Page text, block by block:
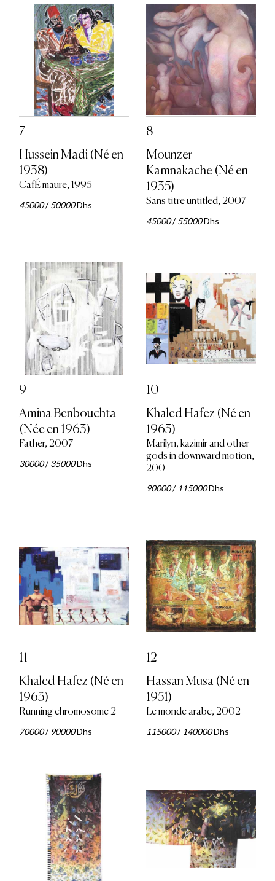
7
Hussein Madi (Né en
1938)
CafÉ maure, 1995
45000/50000Dhs
8
Mounzer
Kamnakache (Né en
1935)
Sans titre untitled, 2007
45000/55000Dhs
9
Amina Benbouchta
(Née en 1963)
Father, 2007
30000/35000Dhs
10
Khaled Hafez (Né en
1963)
Marilyn, kazimir and other
gods in downward motion,
200
90000/ 115000Dhs
11
Khaled Hafez (Né en
1963)
Running chromosome 2
70000/ 90000Dhs
12
Hassan Musa (Né en
1951)
Le monde arabe, 2002
115000/ 140000Dhs